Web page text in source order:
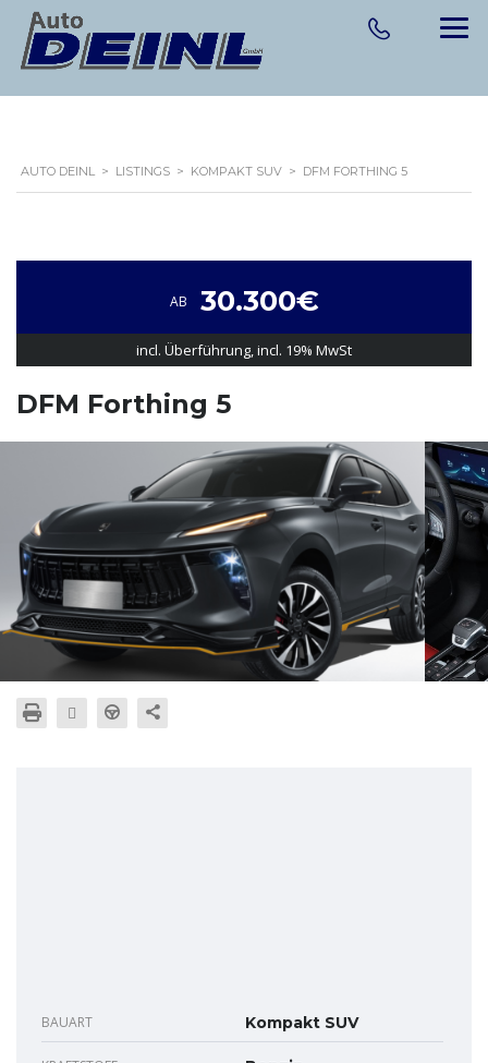
AUTO DEINL > LISTINGS > KOMPAKT SUV > DFM FORTHING 5
AB 30.300€
incl. Überführung, incl. 19% MwSt
DFM Forthing 5
BAUART Kompakt SUV